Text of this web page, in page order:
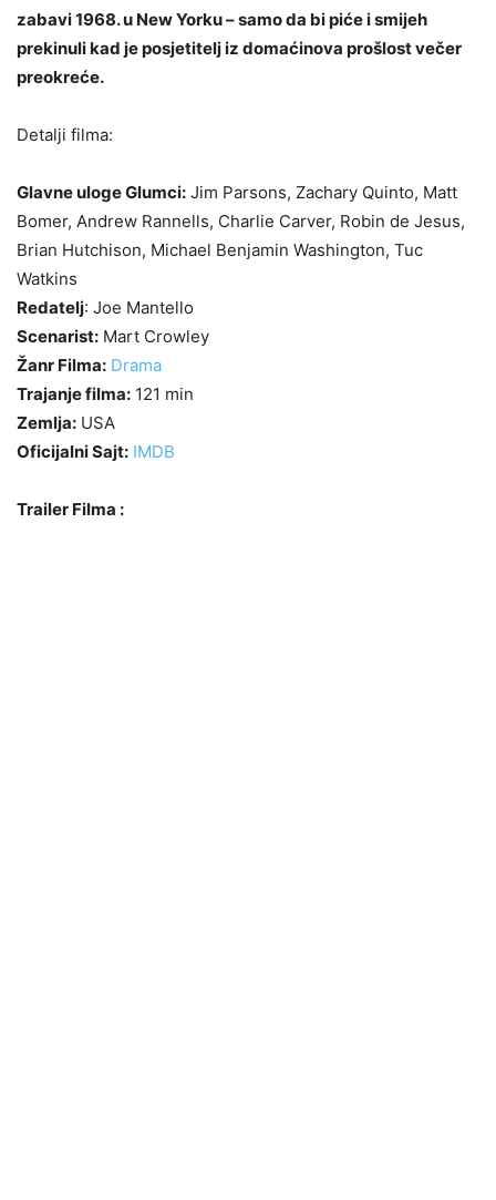
zabavi 1968. u New Yorku – samo da bi piće i smijeh
prekinuli kad je posjetitelj iz domaćinova prošlost večer
preokreće.
Detalji filma:
Glavne uloge Glumci: Jim Parsons, Zachary Quinto, Matt
Bomer, Andrew Rannells, Charlie Carver, Robin de Jesus,
Brian Hutchison, Michael Benjamin Washington, Tuc
Watkins
Redatelj: Joe Mantello
Scenarist: Mart Crowley
Žanr Filma: Drama
Trajanje filma: 121 min
Zemlja: USA
Oficijalni Sajt: IMDB
Trailer Filma :